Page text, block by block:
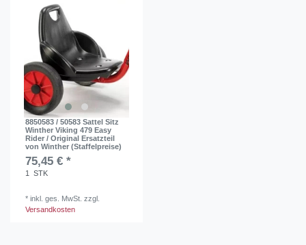
8850583 / 50583 Sattel Sitz
Winther Viking 479 Easy
Rider / Original Ersatzteil
von Winther (Staffelpreise)
75,45 € *
1 STK
*inkl. ges. MwSt. zzgl.
Versandkosten